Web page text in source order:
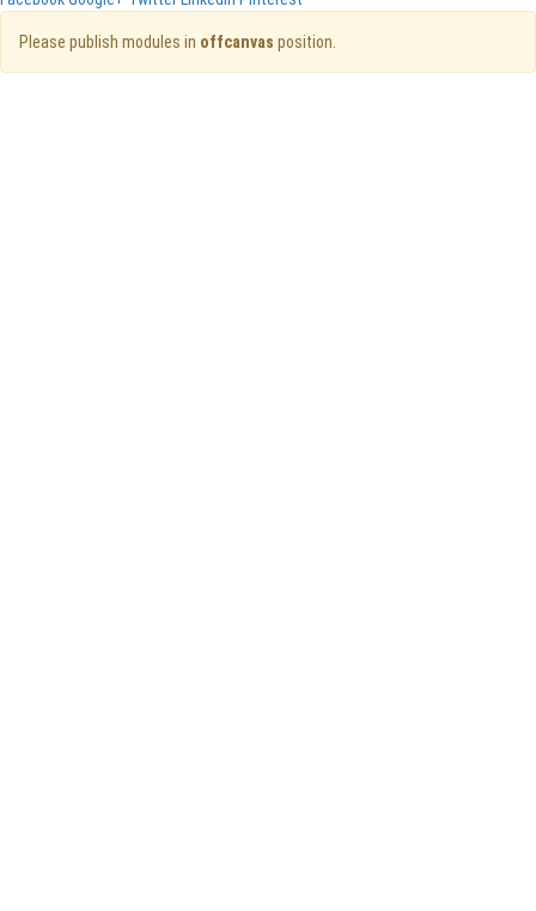
Please publish modules in offcanvas position.